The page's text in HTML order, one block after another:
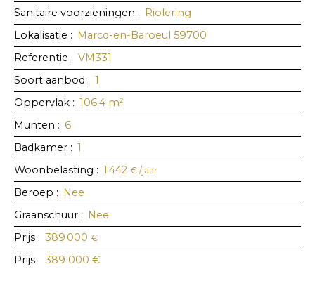
Sanitaire voorzieningen : Riolering
Lokalisatie : Marcq-en-Baroeul 59700
Referentie : VM331
Soort aanbod : 1
Oppervlak : 106.4 m²
Munten : 6
Badkamer : 1
Woonbelasting : 1 442 € /jaar
Beroep : Nee
Graanschuur : Nee
Prijs : 389 000 €
Prijs : 389 000 €